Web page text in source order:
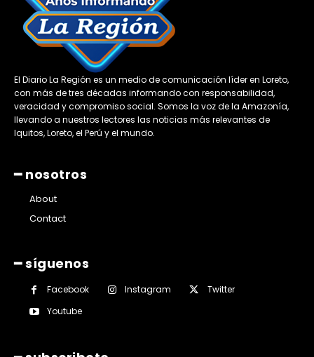
El Diario La Región es un medio de comunicación líder en Loreto,
con más de tres décadas informando con responsabilidad,
veracidad y compromiso social. Somos la voz de la Amazonía,
llevando a nuestros lectores las noticias más relevantes de
Iquitos, Loreto, el Perú y el mundo.
━ nosotros
About
Contact
━ síguenos
Facebook Instagram
Twitter
Youtube